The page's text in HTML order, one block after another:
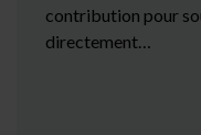
contribution pour
directement…